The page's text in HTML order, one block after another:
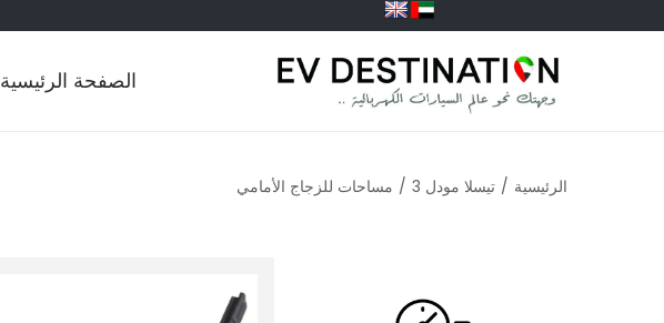
الصفحة الرئيسية
الرئيسية / تيسلا مودل 3 / مساحات للزجاج الأمامي